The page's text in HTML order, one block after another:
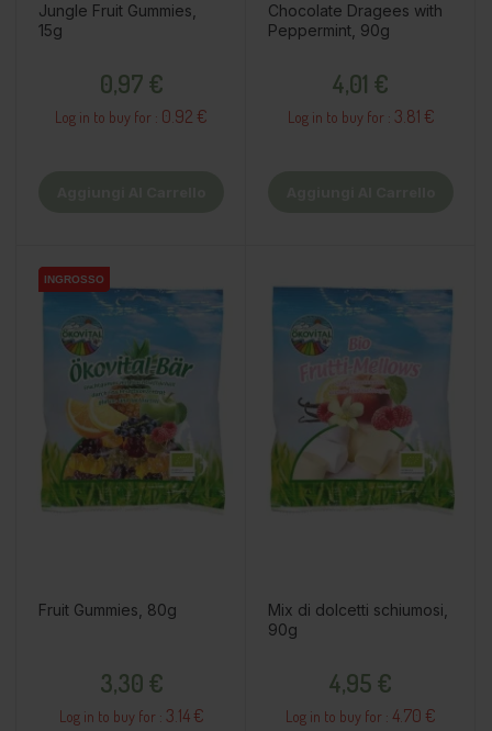
Jungle Fruit Gummies,
15g
0,97 €
Log in to buy for : 0.92 €
Chocolate Dragees with
Peppermint, 90g
4,01 €
Log in to buy for : 3.81 €
INGROSSO
INGROSSO
INGROSSO
Fruit Gummies, 80g
3,30 €
Log in to buy for : 3.14 €
Mix di dolcetti schiumosi,
90g
4,95 €
Log in to buy for : 4.70 €